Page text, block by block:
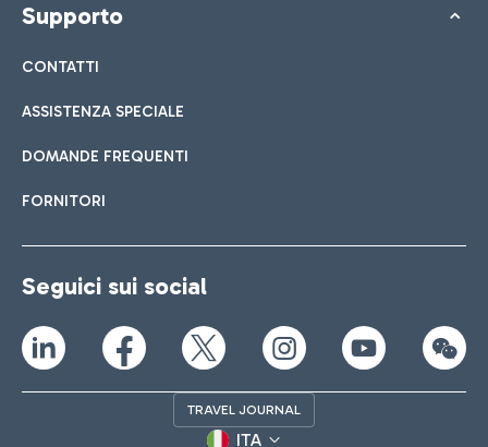
Supporto
CONTATTI
ASSISTENZA SPECIALE
DOMANDE FREQUENTI
FORNITORI
Seguici sui social
TRAVEL JOURNAL
ITA